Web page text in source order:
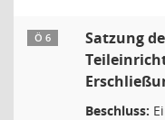
Ö 6
Satzung
Beschluss: